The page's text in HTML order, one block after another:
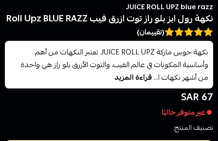
JUICE ROLL UPZ blue razz
نكهة رول ابز بلو راز توت ازرق فيب Roll Upz BLUE RAZZ
(تقييمان)
نكهة جوس ماركة JUICE ROLL UPZ تعتبر النكهات من أهم
وأساسية المكونات في عالم الفيب، والتوت الأزرق بلو راز هي واحدة
من أشهر نكهات ا...قراءة المزيد
67 SAR
غير متوفر حاليًا
تصنيف المنتج: